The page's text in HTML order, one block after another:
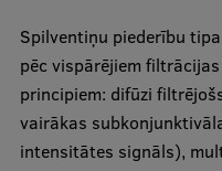
Spilventiņu piederību
pēc vispārējiem
principiem: difūzi
vairākas
intensitātes signāls),